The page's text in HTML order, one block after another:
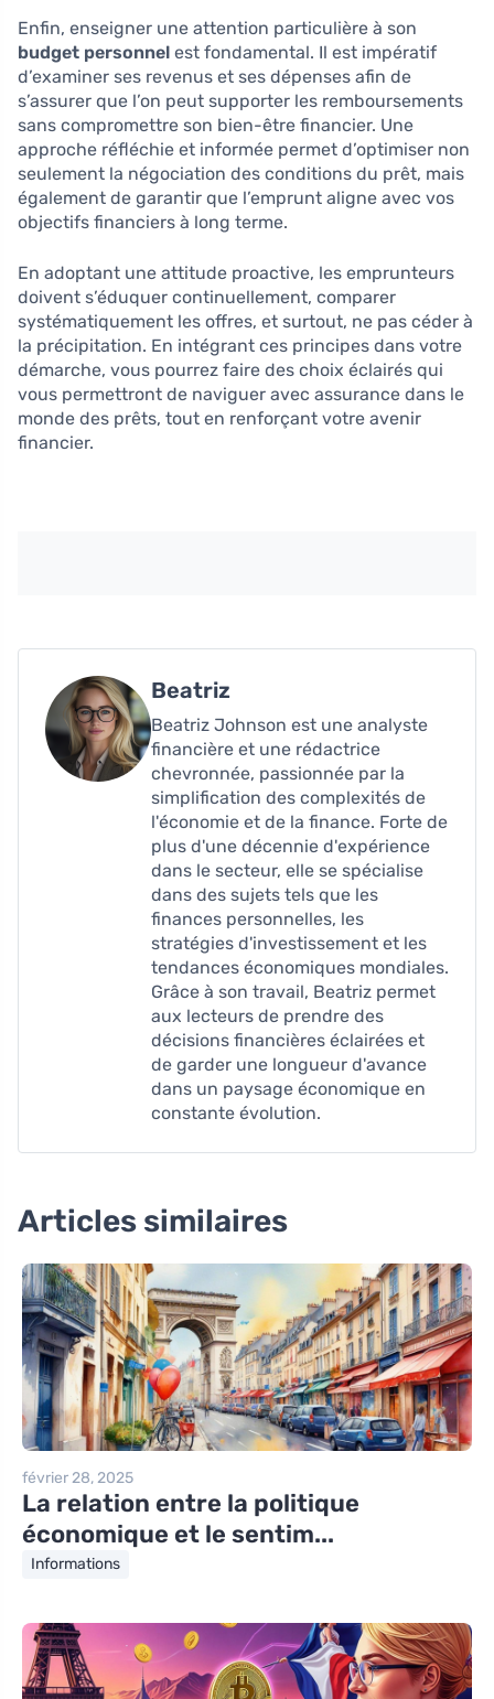
Enfin, enseigner une attention particulière à son
budget personnel est fondamental. Il est impératif
d’examiner ses revenus et ses dépenses afin de
s’assurer que l’on peut supporter les remboursements
sans compromettre son bien-être financier. Une
approche réfléchie et informée permet d’optimiser non
seulement la négociation des conditions du prêt, mais
également de garantir que l’emprunt aligne avec vos
objectifs financiers à long terme.
En adoptant une attitude proactive, les emprunteurs
doivent s’éduquer continuellement, comparer
systématiquement les offres, et surtout, ne pas céder à
la précipitation. En intégrant ces principes dans votre
démarche, vous pourrez faire des choix éclairés qui
vous permettront de naviguer avec assurance dans le
monde des prêts, tout en renforçant votre avenir
financier.
Beatriz
Beatriz Johnson est une analyste
financière et une rédactrice
chevronnée, passionnée par la
simplification des complexités de
l'économie et de la finance. Forte de
plus d'une décennie d'expérience
dans le secteur, elle se spécialise
dans des sujets tels que les
finances personnelles, les
stratégies d'investissement et les
tendances économiques mondiales.
Grâce à son travail, Beatriz permet
aux lecteurs de prendre des
décisions financières éclairées et
de garder une longueur d'avance
dans un paysage économique en
constante évolution.
Articles similaires
février 28, 2025
La relation entre la politique
économique et le sentim...
Informations